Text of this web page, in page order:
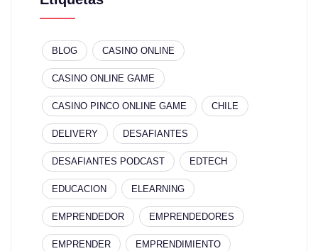
BLOG CASINO ONLINE
CASINO ONLINE GAME
CASINO PINCO ONLINE GAME CHILE
DELIVERY DESAFIANTES
DESAFIANTES PODCAST EDTECH
EDUCACION ELEARNING
EMPRENDEDOR EMPRENDEDORES
EMPRENDER EMPRENDIMIENTO